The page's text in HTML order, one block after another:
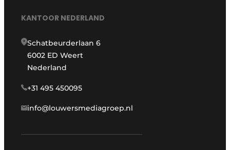
KANTOOR NEDERLAND
Schatbeurderlaan 6
6002 ED Weert
Nederland
+31 495 450095
info@louwersmediagroep.nl